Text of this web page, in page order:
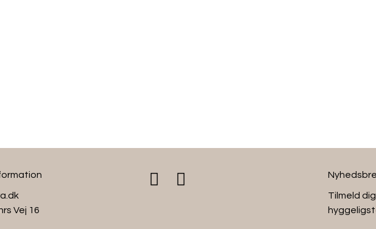
Vej 16
Tilmeld